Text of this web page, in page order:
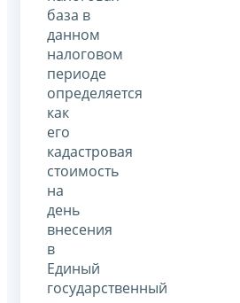
база в
данном
налоговом
периоде
определяется
как
его
кадастровая
стоимость
на
день
внесения
в
Единый
государственный